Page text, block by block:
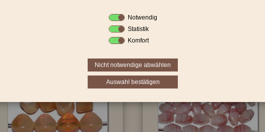
Notwendig
Statistik
Komfort
Nicht notwendige abwählen
Auswahl bestätigen